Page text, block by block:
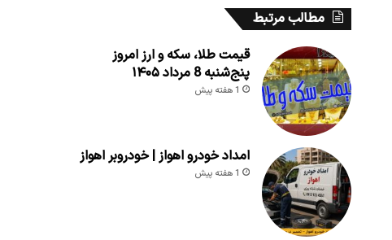
مطالب مرتبط
قیمت طلا، سکه و ارز امروز
پنج‌شنبه 8 مرداد ۱۴۰۵
1 هفته پیش
امداد خودرو اهواز | خودروبر اهواز
1 هفته پیش